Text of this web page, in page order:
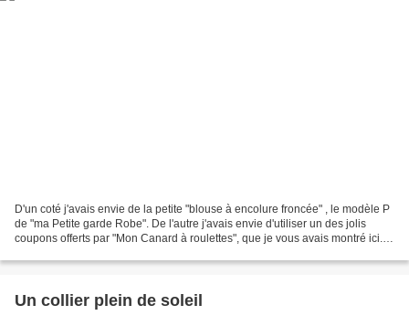
D'un coté j'avais envie de la petite "blouse à encolure froncée" , le modèle P
de "ma Petite garde Robe". De l'autre j'avais envie d'utiliser un des jolis
coupons offerts par "Mon Canard à roulettes", que je vous avais montré ici.
Un collier plein de soleil